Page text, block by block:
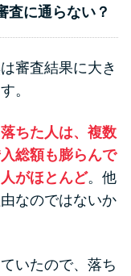
査に通らない？
審査結果に大き
。
ちた人は、複数
総額も膨らんで
がほとんど。他
なのではないか
いたので、落ち